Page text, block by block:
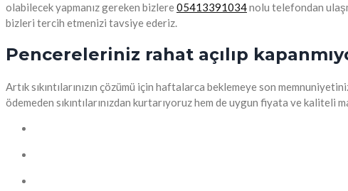
olabilecek yapmanız gereken bizlere05413391034nolu telefondan
bizleri tercih etmenizi tavsiye ederiz.
Pencereleriniz rahat açılıp
Artık sıkıntılarınızın çözümü için haftalarca beklemeye son
ödemeden sıkıntılarınızdan kurtarıyoruz hem de uygun fiyata ve kaliteli